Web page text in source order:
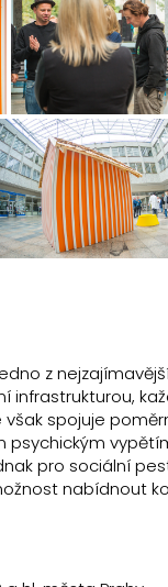
z
spojuje
pro sociální
nabídnout